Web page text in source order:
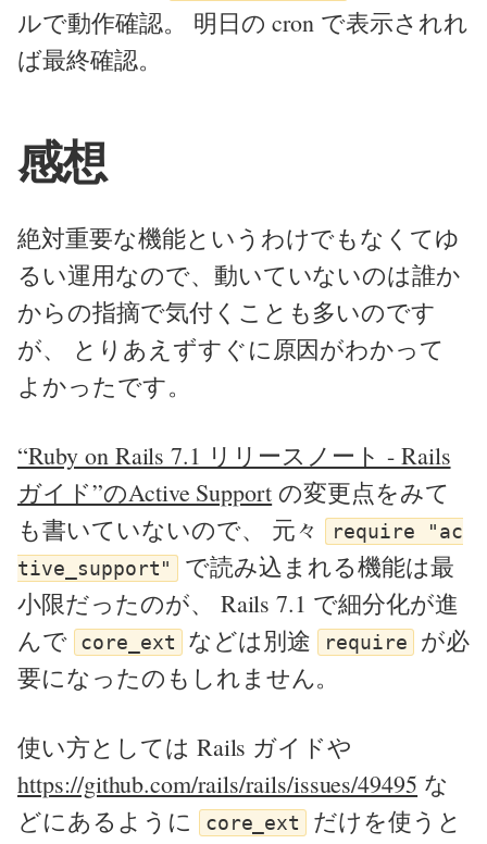
ルで動作確認。 明日の cron で表示されれ
ば最終確認。
感想
絶対重要な機能というわけでもなくてゆ
るい運用なので、動いていないのは誰か
からの指摘で気付くことも多いのです
が、 とりあえずすぐに原因がわかって
よかったです。
“Ruby on Rails 7.1 リリースノート - Rails
ガイド”のActive Support の変更点をみて
も書いていないので、 元々 require "ac
tive_support"
で読み込まれる機能は最
小限だったのが、 Rails 7.1 で細分化が進
んで
core_ext などは別途 require が必
要になったのもしれません。
使い方としては Rails ガイドや
https://github.com/rails/rails/issues/49495 な
どにあるように
core_ext
だけを使うと